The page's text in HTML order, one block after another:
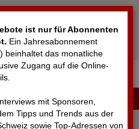
ist nur für Abonnenten
. Ein Jahresabonnement
beinhaltet das monatliche
Zugang auf die Online-
mit Sponsoren,
Tipps und Trends aus der
sowie Top-Adressen von